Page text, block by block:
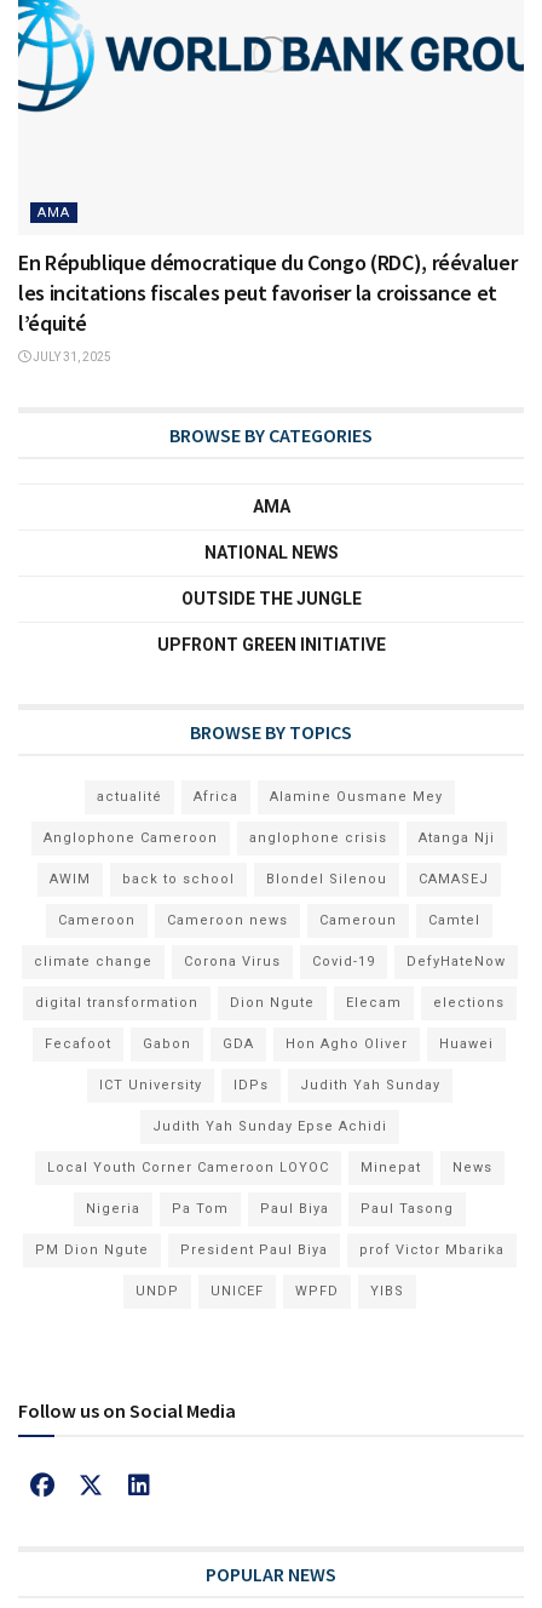
AMA
En République démocratique du Congo (RDC), réévaluer
les incitations fiscales peut favoriser la croissance et
l’équité
JULY 31, 2025
BROWSE BY CATEGORIES
AMA
NATIONAL NEWS
OUTSIDE THE JUNGLE
UPFRONT GREEN INITIATIVE
BROWSE BY TOPICS
actualité Africa Alamine Ousmane Mey
Anglophone Cameroon anglophone crisis Atanga Nji
AWIM back to school Blondel Silenou CAMASEJ
Cameroon Cameroon news Cameroun Camtel
climate change Corona Virus Covid-19 DefyHateNow
digital transformation Dion Ngute Elecam elections
Fecafoot Gabon GDA Hon Agho Oliver Huawei
ICT University IDPs Judith Yah Sunday
Judith Yah Sunday Epse Achidi
Local Youth Corner Cameroon LOYOC Minepat News
Nigeria Pa Tom Paul Biya Paul Tasong
PM Dion Ngute President Paul Biya prof Victor Mbarika
UNDP UNICEF WPFD YIBS
Follow us on Social Media
POPULAR NEWS